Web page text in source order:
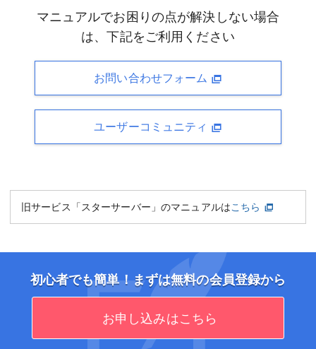
マニュアルでお困りの点が解決しない場合
は、下記をご利用ください
お問い合わせフォーム
ユーザーコミュニティ
旧サービス「スターサーバー」のマニュアルはこちら
初心者でも簡単！まずは無料の会員登録から
お申し込みはこちら